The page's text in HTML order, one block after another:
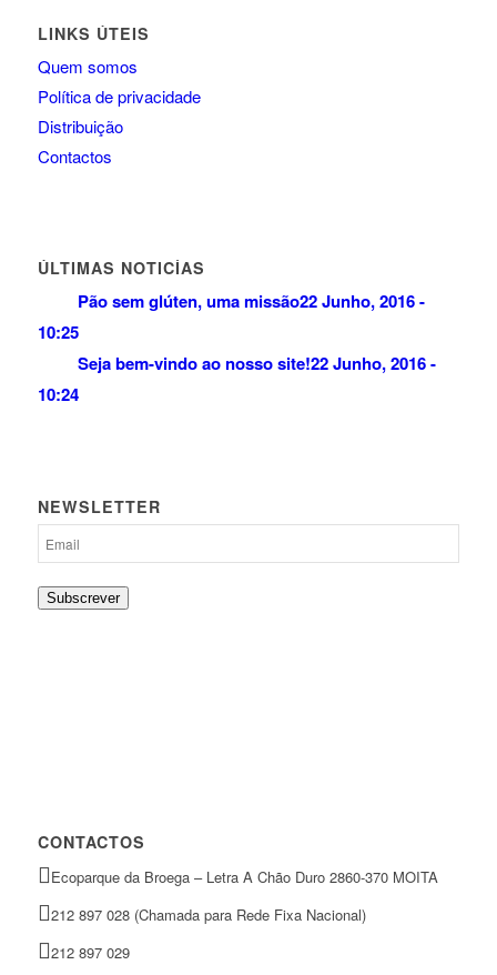
LINKS ÚTEIS
Quem somos
Política de privacidade
Distribuição
Contactos
ÚLTIMAS NOTICÍAS
Pão sem glúten, uma missão22 Junho, 2016 -
10:25
Seja bem-vindo ao nosso site!22 Junho, 2016 -
10:24
NEWSLETTER
Subscrever
CONTACTOS
Ecoparque da Broega – Letra A Chão Duro 2860-370 MOITA
212 897 028 (Chamada para Rede Fixa Nacional)
212 897 029